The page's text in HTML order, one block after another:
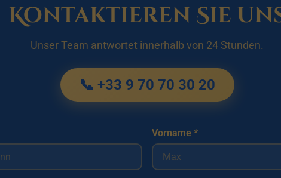
Kontaktieren Sie
Unser Team antwortet innerhalb von 24 Stunden.
📞 +33 9 70 70 30 20
Vorname *